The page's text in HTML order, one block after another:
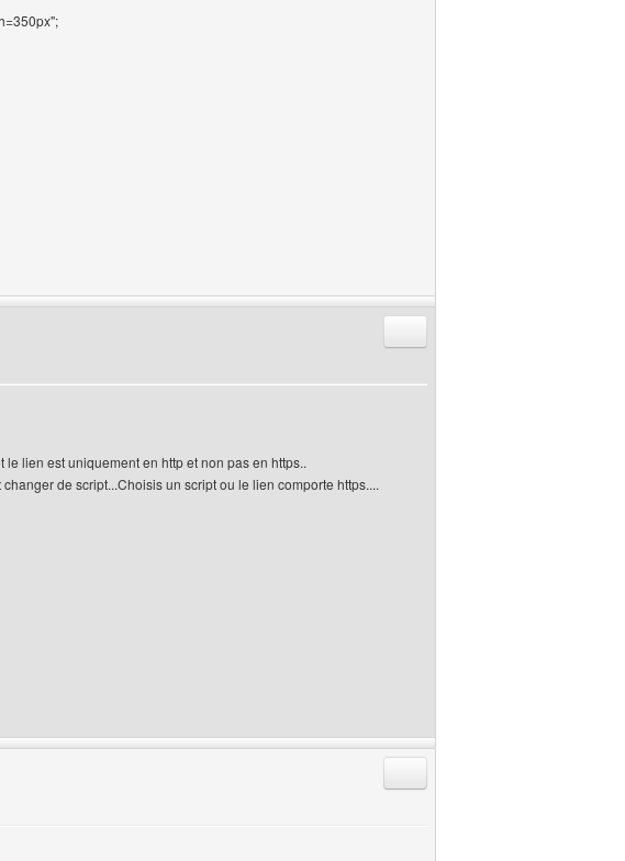
lien est uniquement en http et non pas en https..
de script...Choisis un script ou le lien comporte https....